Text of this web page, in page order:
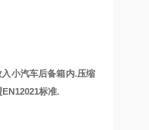
小汽车后备箱内.压缩
标准.